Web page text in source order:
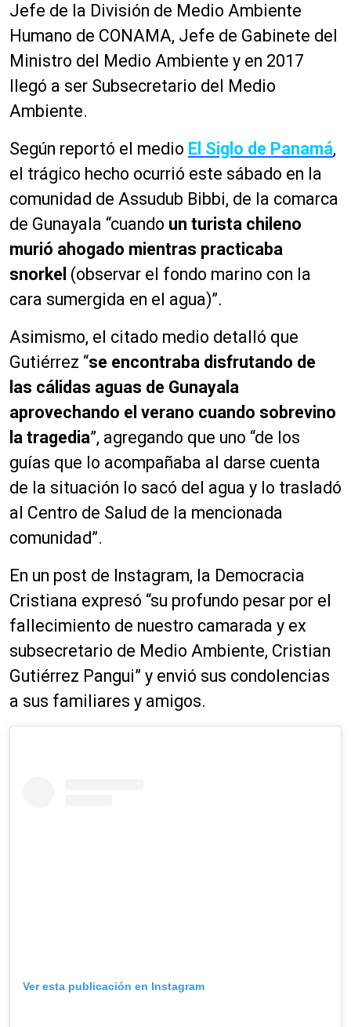
Jefe de la División de Medio Ambiente
Humano de CONAMA, Jefe de Gabinete del
Ministro del Medio Ambiente y en 2017
llegó a ser Subsecretario del Medio
Ambiente.
Según reportó el medio El Siglo de Panamá,
el trágico hecho ocurrió este sábado en la
comunidad de Assudub Bibbi, de la comarca
de Gunayala “cuando un turista chileno
murió ahogado mientras practicaba
snorkel (observar el fondo marino con la
cara sumergida en el agua)”.
Asimismo, el citado medio detalló que
Gutiérrez “se encontraba disfrutando de
las cálidas aguas de Gunayala
aprovechando el verano cuando sobrevino
la tragedia”, agregando que uno “de los
guías que lo acompañaba al darse cuenta
de la situación lo sacó del agua y lo trasladó
al Centro de Salud de la mencionada
comunidad”.
En un post de Instagram, la Democracia
Cristiana expresó “su profundo pesar por el
fallecimiento de nuestro camarada y ex
subsecretario de Medio Ambiente, Cristian
Gutiérrez Pangui” y envió sus condolencias
a sus familiares y amigos.
Ver esta publicación en Instagram